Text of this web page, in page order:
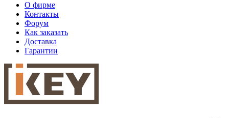
О фирме
Контакты
Форум
Как заказать
Доставка
Гарантии